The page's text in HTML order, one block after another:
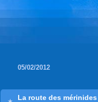
05/02/2012
La route des mérinides